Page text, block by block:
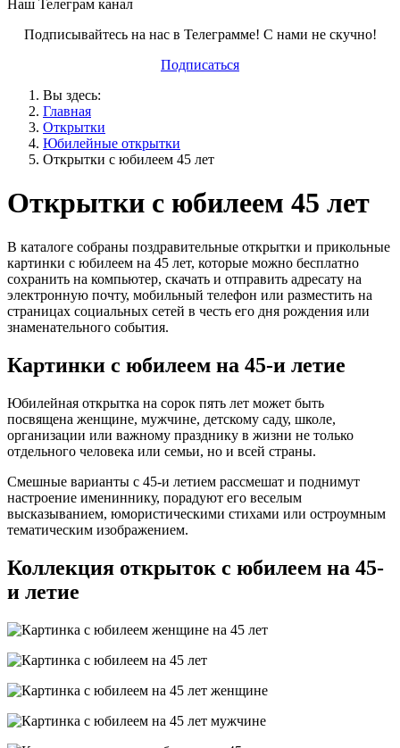
Наш Телеграм канал
Подписывайтесь на нас в Телеграмме! С нами не скучно!
Подписаться
Вы здесь:
Главная
Открытки
Юбилейные открытки
Открытки с юбилеем 45 лет
Открытки с юбилеем 45 лет
В каталоге собраны поздравительные открытки и прикольные
картинки с юбилеем на 45 лет, которые можно бесплатно
сохранить на компьютер, скачать и отправить адресату на
электронную почту, мобильный телефон или разместить на
страницах социальных сетей в честь его дня рождения или
знаменательного события.
Картинки с юбилеем на 45-и летие
Юбилейная открытка на сорок пять лет может быть
посвящена женщине, мужчине, детскому саду, школе,
организации или важному празднику в жизни не только
отдельного человека или семьи, но и всей страны.
Смешные варианты с 45-и летием рассмешат и поднимут
настроение имениннику, порадуют его веселым
высказыванием, юмористическими стихами или остроумным
тематическим изображением.
Коллекция открыток с юбилеем на 45-
и летие